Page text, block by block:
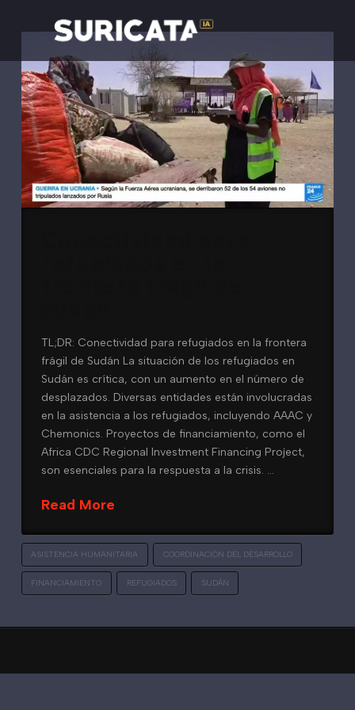
TL;DR: Conectividad para refugiados en la frontera
frágil de Sudán La situación de los refugiados en
Sudán es crítica, con un aumento en el número de
desplazados. Diversas entidades están involucradas
en la asistencia a los refugiados, incluyendo AAAC y
Chemonics. Proyectos de financiamiento, como el
Africa CDC Regional Investment Financing Project,
son esenciales para la respuesta a la crisis. …
Read More
ASISTENCIA HUMANITARIA COORDINACIÓN DEL DESARROLLO
FINANCIAMIENTO REFUGIADOS SUDÁN